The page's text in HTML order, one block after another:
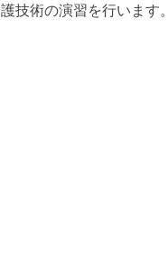
護技術の演習を行います。